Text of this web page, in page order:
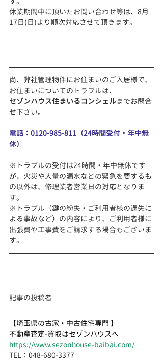
休業期間中に頂いたお問い合わせ等は、8月
17日(日)より順次対応させて頂きます。
尚、弊社管理物件にお住まいのご入居様で、
お住まいについてのトラブルは、
セゾンハウス住まいるコンシェルまでお問合
せ下さい。
電話：0120-985-811（24時間受付・年中無
休）
※トラブルの受付は24時間・年中無休です
が、火災や大量の漏水などの緊急を要するも
の以外は、修理業者営業日の対応となりま
す。
※トラブル（鍵の紛失・ご利用者様の過失に
よる事故など）の内容により、ご利用者様に
出張費や工事費をご請求する場合もございま
す。
記事の投稿者
【埼玉県の古家・中古住宅専門 】
不動産査定-買取はセゾンハウスへ
https://www.sezonhouse-baibai.com/
TEL：048-680-3377